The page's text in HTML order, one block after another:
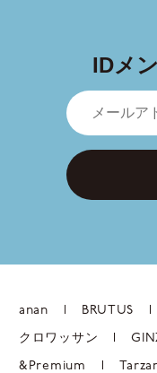
IDメ
anan BRUTUS
クロワッサン
&Premium